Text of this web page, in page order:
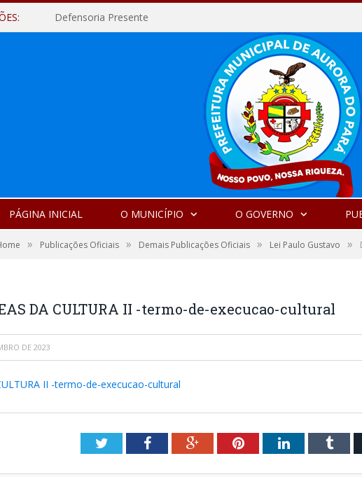
Defensoria Presente
PÁGINA INICIAL O MUNICÍPIO O GOVERNO
» Publicações Oficiais » Demais Publicações Oficiais » Lei Paulo Gustavo »
DA CULTURA II -termo-de-execucao-cultural
DE 2023
II -termo-de-execucao-cultural
TwitterFacebookGoogle+PinterestLinkedIn